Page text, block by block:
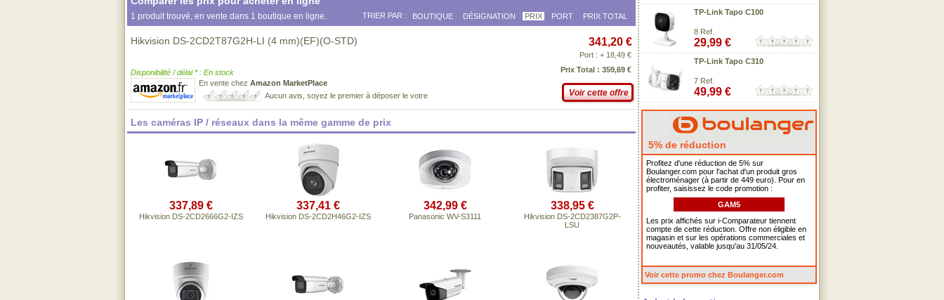
1 produit trouvé, en vente dans 1 boutique en ligne. TRIER PAR : BOUTIQUE DÉSIGNATION PRIX PORT PRIX TOTAL
Hikvision DS-2CD2T87G2H-LI (4 mm)(EF)(O-STD)
Disponibilité / délai * : En stock
En vente chez Amazon MarketPlace
Aucun avis, soyez le premier à déposer le votre
341,20 €
Port : + 18,49 €
Prix Total : 359,69 €
Voir cette offre
Les caméras IP / réseaux dans la même gamme de prix
337,89 €
Hikvision DS-2CD2666G2-IZS
337,41 €
Hikvision DS-2CD2H46G2-IZS
342,99 €
Panasonic WV-S3111
338,95 €
Hikvision DS-2CD2387G2P-
LSU
TP-Link Tapo C100
8 Ref.
29,99 €
TP-Link Tapo C310
7 Ref.
49,99 €
5% de réduction
Profitez d'une réduction de 5% sur
Boulanger.com pour l'achat d'un produit gros
électroménager (à partir de 449 euro). Pour en
profiter, saisissez le code promotion :
GAM5
Les prix affichés sur i-Comparateur tiennent
compte de cette réduction. Offre non éligible en
magasin et sur les opérations commerciales et
nouveautés, valable jusqu'au 31/05/24.
Voir cette promo chez Boulanger.com